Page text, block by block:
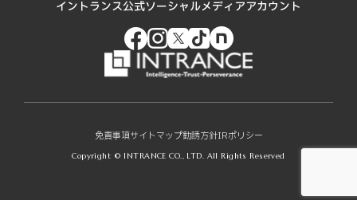
イントランス公式ソーシャルメディアアカウント
免責事項サイトマップ勧誘方針IRポリシー
Copyright © INTRANCE CO., LTD. All Rights Reserved